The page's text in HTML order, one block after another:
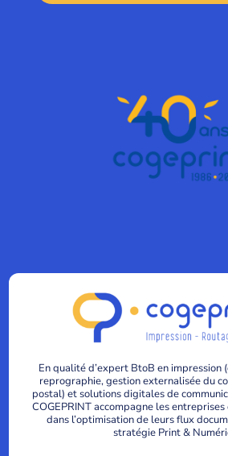
En qualité d’expert BtoB en impression
reprographie, gestion externalisée du
postal) et solutions digitales de
COGEPRINT accompagne les
dans l’optimisation de leurs flux
stratégie Print &